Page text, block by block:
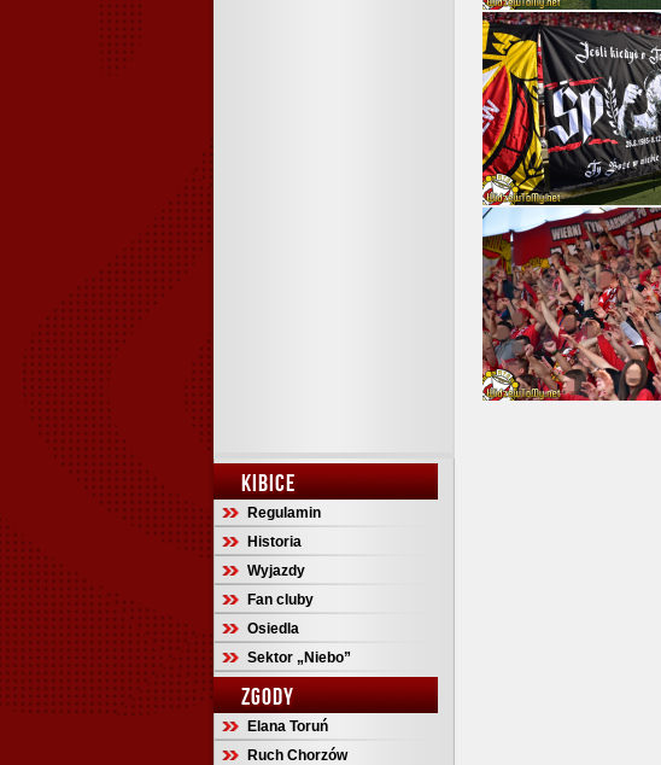
KIBICE
Regulamin
Historia
Wyjazdy
Fan cluby
Osiedla
Sektor „Niebo”
ZGODY
Elana Toruń
Ruch Chorzów